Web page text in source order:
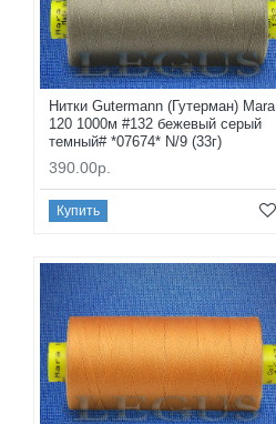
Нитки Gutermann (Гутерман) Mara
120 1000м #132 бежевый серый
темный# *07674* N/9 (33г)
390.00р.
Купить